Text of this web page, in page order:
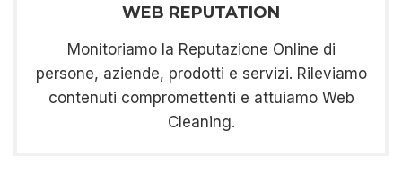
WEB REPUTATION
Monitoriamo la Reputazione Online di
persone, aziende, prodotti e servizi. Rileviamo
contenuti compromettenti e attuiamo Web
Cleaning.